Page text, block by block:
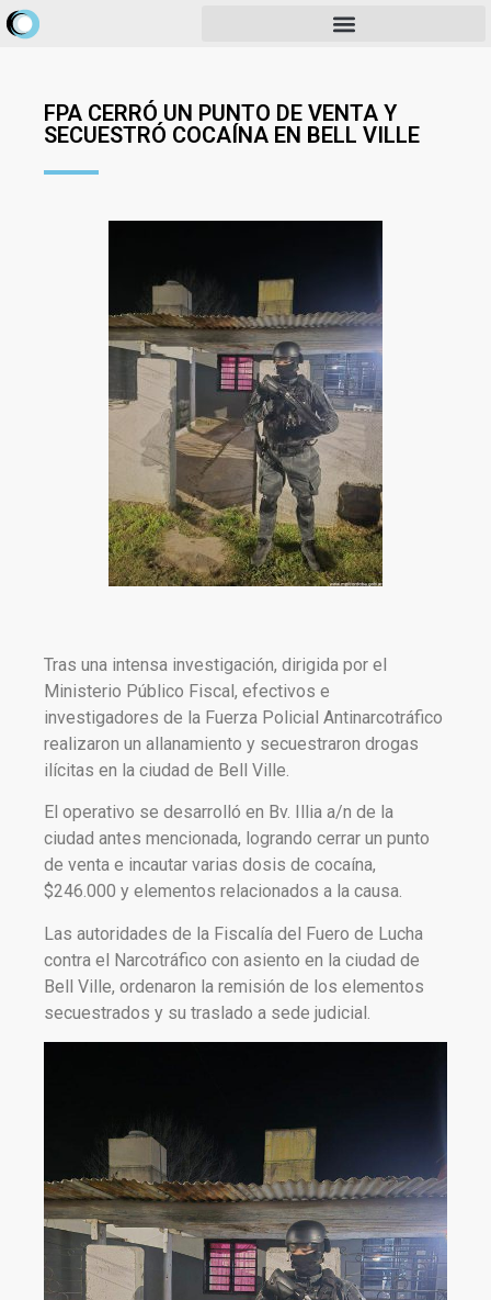
FPA CERRÓ UN PUNTO DE VENTA Y
SECUESTRÓ COCAÍNA EN BELL VILLE
Tras una intensa investigación, dirigida por el
Ministerio Público Fiscal, efectivos e
investigadores de la Fuerza Policial Antinarcotráfico
realizaron un allanamiento y secuestraron drogas
ilícitas en la ciudad de Bell Ville.
El operativo se desarrolló en Bv. Illia a/n de la
ciudad antes mencionada, logrando cerrar un punto
de venta e incautar varias dosis de cocaína,
$246.000 y elementos relacionados a la causa.
Las autoridades de la Fiscalía del Fuero de Lucha
contra el Narcotráfico con asiento en la ciudad de
Bell Ville, ordenaron la remisión de los elementos
secuestrados y su traslado a sede judicial.